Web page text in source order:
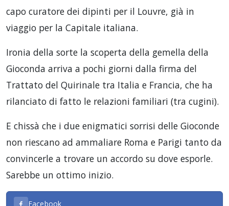
capo curatore dei dipinti per il Louvre, già in
viaggio per la Capitale italiana.
Ironia della sorte la scoperta della gemella della
Gioconda arriva a pochi giorni dalla firma del
Trattato del Quirinale tra Italia e Francia, che ha
rilanciato di fatto le relazioni familiari (tra cugini).
E chissà che i due enigmatici sorrisi delle Gioconde
non riescano ad ammaliare Roma e Parigi tanto da
convincerle a trovare un accordo su dove esporle.
Sarebbe un ottimo inizio.
Facebook